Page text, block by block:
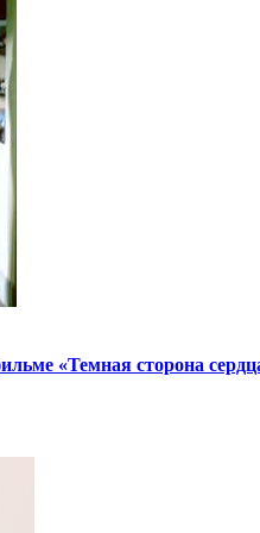
«Темная сторона